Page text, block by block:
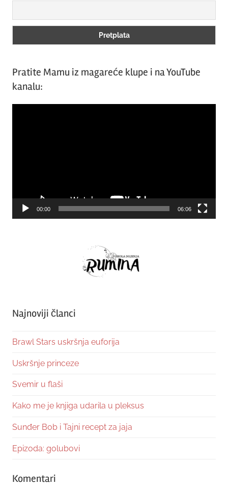
Pratite Mamu iz magareće klupe i na YouTube
kanalu:
00:00 06:06
Najnoviji članci
Brawl Stars uskršnja euforija
Uskršnje princeze
Svemir u flaši
Kako me je knjiga udarila u pleksus
Sunđer Bob i Tajni recept za jaja
Epizoda: golubovi
Komentari